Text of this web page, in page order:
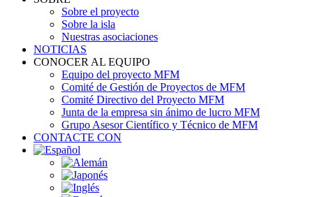
Sobre el proyecto
Sobre la isla
Nuestras asociaciones
NOTICIAS
CONOCER AL EQUIPO
Equipo del proyecto MFM
Comité de Gestión de Proyectos de MFM
Comité Directivo del Proyecto MFM
Junta de la empresa sin ánimo de lucro MFM
Grupo Asesor Científico y Técnico de MFM
CONTACTE CON